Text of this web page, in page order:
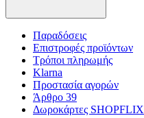
Παραδόσεις
Επιστροφές προϊόντων
Τρόποι πληρωμής
Klarna
Προστασία αγορών
Άρθρο 39
Δωροκάρτες SHOPFLIX